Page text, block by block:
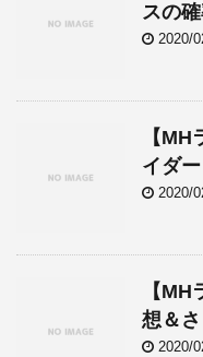
スの
2020/
【
イダ
2020/
【
想＆
2020/